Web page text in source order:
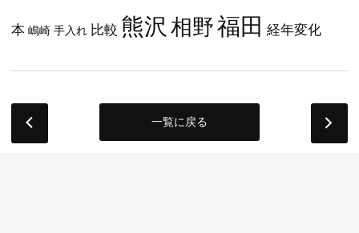
本 嶋崎 手入れ 比較 熊沢 相野福田 経年変化
一覧に戻る